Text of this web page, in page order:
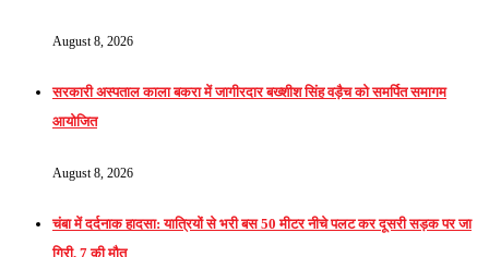
August 8, 2026
सरकारी अस्पताल काला बकरा में जागीरदार बख्शीश सिंह वड़ैच को समर्पित समागम
आयोजित
August 8, 2026
चंबा में दर्दनाक हादसा: यात्रियों से भरी बस 50 मीटर नीचे पलट कर दूसरी सड़क पर जा
गिरी, 7 की मौत